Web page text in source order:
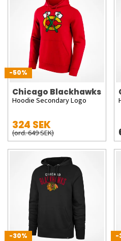
-50%
Chicago Blackhawks
Hoodie Secondary Logo
324 SEK
(ord. 649 SEK)
-30% -